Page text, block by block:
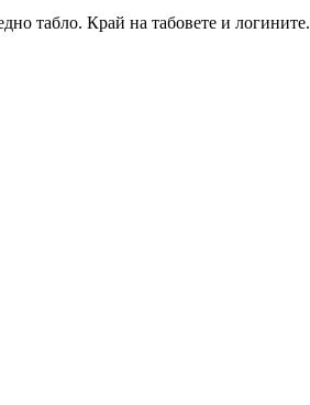
табло. Край на табовете и логините.